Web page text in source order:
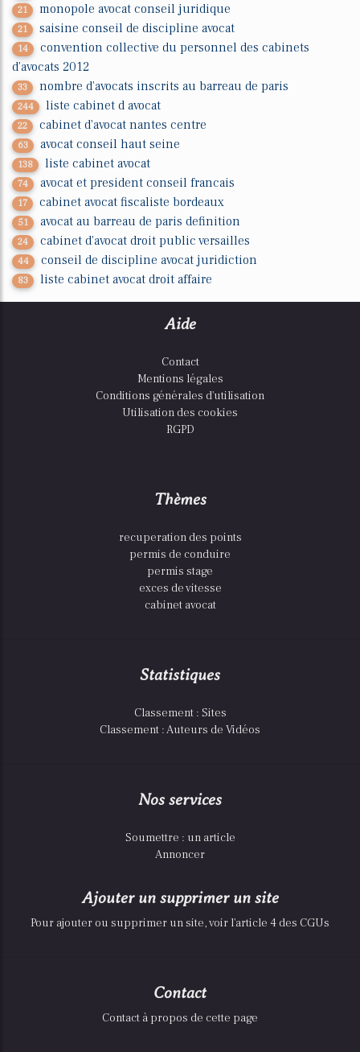
21 monopole avocat conseil juridique
21 saisine conseil de discipline avocat
14
convention collective du personnel des cabinets
d'avocats 2012
33 nombre d'avocats inscrits au barreau de paris
244 liste cabinet d avocat
22 cabinet d'avocat nantes centre
63 avocat conseil haut seine
138 liste cabinet avocat
74 avocat et president conseil francais
17 cabinet avocat fiscaliste bordeaux
51 avocat au barreau de paris definition
24 cabinet d'avocat droit public versailles
44 conseil de discipline avocat juridiction
83 liste cabinet avocat droit affaire
Aide
Contact
Mentions légales
Conditions générales d'utilisation
Utilisation des cookies
RGPD
Thèmes
recuperation des points
permis de conduire
permis stage
exces de vitesse
cabinet avocat
Statistiques
Classement : Sites
Classement : Auteurs de Vidéos
Nos services
Soumettre : un article
Annoncer
Ajouter un supprimer un site
Pour ajouter ou supprimer un site, voir l'article 4 des CGUs
Contact
Contact à propos de cette page